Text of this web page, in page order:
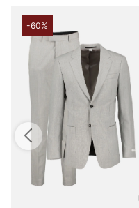
-60%